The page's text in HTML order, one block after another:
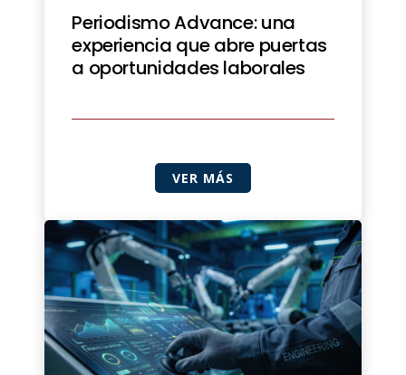
Periodismo Advance: una
experiencia que abre puertas
a oportunidades laborales
VER MÁS